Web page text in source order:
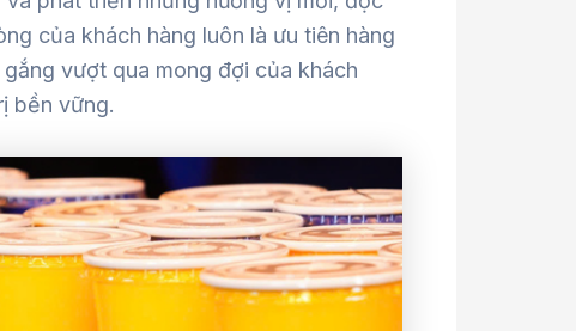
của khách hàng luôn là ưu tiên hàng
vượt qua mong đợi của khách
bền vững.